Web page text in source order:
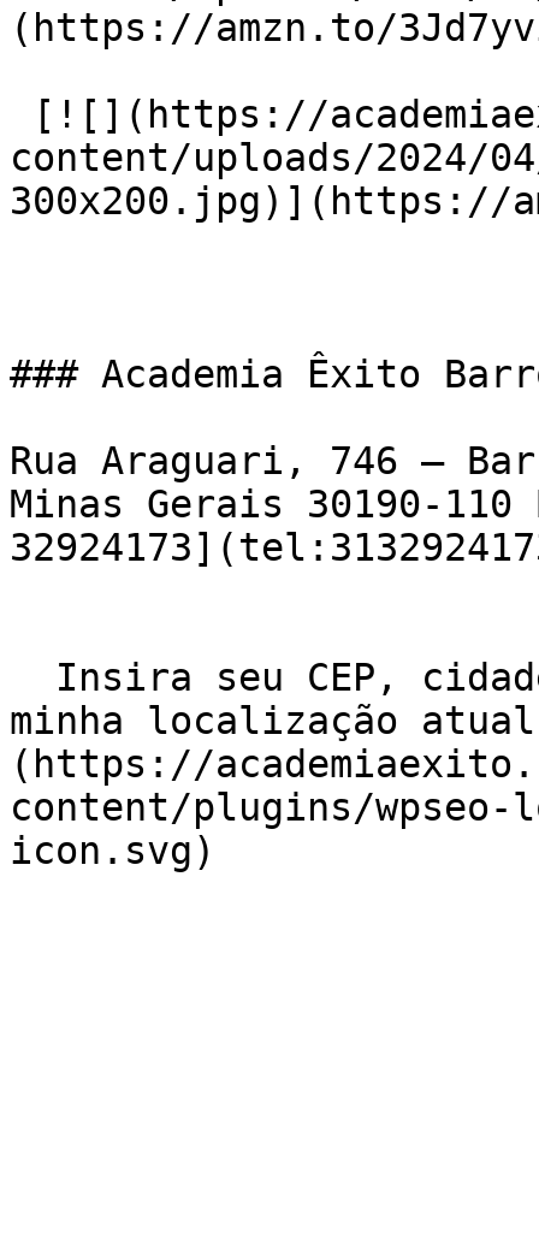
(https://amzn.to/
content/uploads/2024/
300x200.jpg)](https://
### Academia Êxito
Rua Araguari, 746 –
Minas Gerais 30190-
minha localização
(https://
content/plugins/
icon.svg)